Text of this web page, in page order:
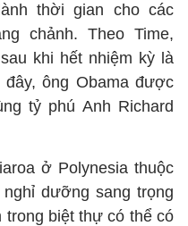
thời gian cho các
chảnh. Theo Time,
khi hết nhiệm kỳ là
ông Obama được
tỷ phú Anh Richard
ở Polynesia thuộc
dưỡng sang trọng
trong biệt thự có thể có